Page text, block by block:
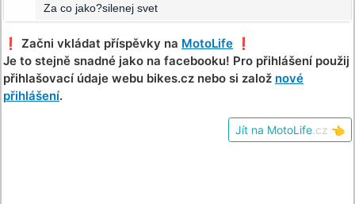
Za co jako?silenej svet
❗️ Začni vkládat příspěvky na MotoLife ❗️
Je to stejně snadné jako na facebooku! Pro přihlášení použij
přihlašovací údaje webu bikes.cz nebo si založ nové
přihlášení.
Jít na MotoLife .cz 👈